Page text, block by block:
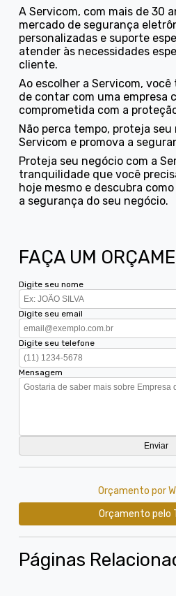
A Servicom, com mais de 30
mercado de segurança
personalizadas e suporte
atender às necessidades
cliente.
Ao escolher a Servicom,
de contar com uma empresa
comprometida com a
Não perca tempo, proteja seu
Servicom e promova a
Proteja seu negócio com a
tranquilidade que você
hoje mesmo e descubra
a segurança do seu negócio.
FAÇA UM
Digite seu nome
Digite seu email
Digite seu telefone
Mensagem
Orçamento por
Orçamento pelo
Páginas